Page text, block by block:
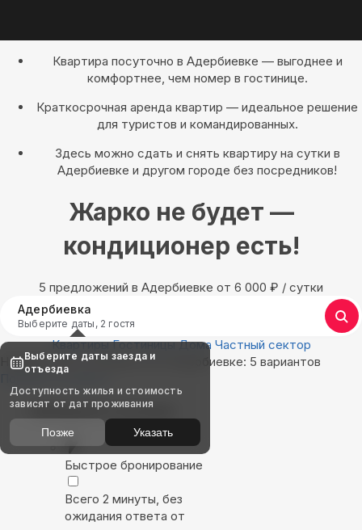
Квартира посуточно в Адербиевке — выгоднее и
комфортнее, чем номер в гостинице.
Краткосрочная аренда квартир — идеальное решение
для туристов и командированных.
Здесь можно сдать и снять квартиру на сутки в
Адербиевке и другом городе без посредников!
Жарко не будет —
кондиционер есть!
5 предложений в Адербиевке oт 6 000 ₽ / сутки
Адербиевка
Выберите даты, 2 гостя
Квартиры Гостиницы Дома Частный сектор
Найдём, где остановиться в Адербиевке: 5 вариантов
Показать на карте
Выбирайте лучшее
Быстрое бронирование
Всего 2 минуты, без
ожидания ответа от
Выберите даты заезда и
отъезда
Доступность жилья и стоимость
зависят от дат проживания
Позже Указать